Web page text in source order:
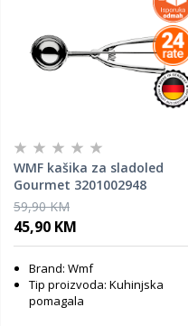
WMF kašika za sladoled
Gourmet 3201002948
59,90 KM
45,90 KM
Brand: Wmf
Tip proizvoda: Kuhinjska
pomagala